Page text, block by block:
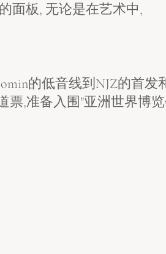
面板, 无论是在艺术中,
的低音线到NJZ的首发
票,准备入围"亚洲世界博